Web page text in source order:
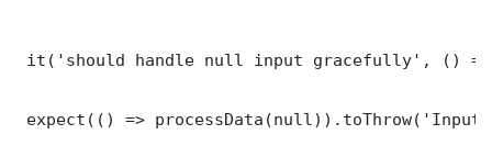
it('should handle null input gracefully', ()
expect(() =>